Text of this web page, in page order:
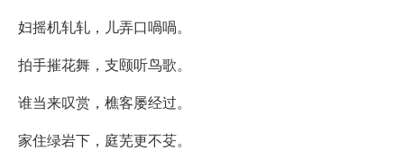
妇摇机轧轧，儿弄口喎喎。
拍手摧花舞，支颐听鸟歌。
谁当来叹赏，樵客屡经过。
家住绿岩下，庭芜更不芟。